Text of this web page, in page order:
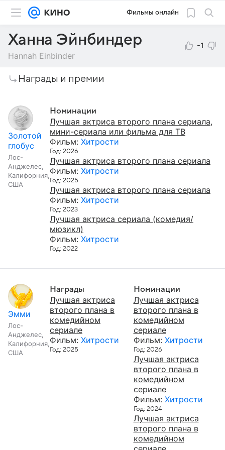
Фильмы онлайн
Ханна Эйнбиндер
Hannah Einbinder
-1
Награды и премии
Золотой
глобус
Лос-
Анджелес,
Калифорния,
США
Номинации
Лучшая актриса второго плана сериала,
мини-сериала или фильма для ТВ
Фильм: Хитрости
Год: 2026
Лучшая актриса второго плана сериала
Фильм: Хитрости
Год: 2025
Лучшая актриса второго плана сериала
Фильм: Хитрости
Год: 2023
Лучшая актриса сериала (комедия/
мюзикл)
Фильм: Хитрости
Год: 2022
Эмми
Лос-
Анджелес,
Калифорния,
США
Награды
Лучшая актриса
второго плана в
комедийном
сериале
Фильм: Хитрости
Год: 2025
Номинации
Лучшая актриса
второго плана в
комедийном
сериале
Фильм: Хитрости
Год: 2026
Лучшая актриса
второго плана в
комедийном
сериале
Фильм: Хитрости
Год: 2024
Лучшая актриса
второго плана в
комедийном